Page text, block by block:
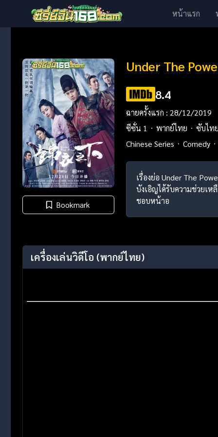
หน้าแรก
Bookmark
Under The
8.4
ฉายครั้งแรก : 28/12/2019
ซีซั่น 1
พากย์ไทย
ซับไท
Chinese Series
Comedy
เรื่องย่อ Under The
บังเอิญได้รับความช่วยเ
ชอบหน้าอ
เครื่องเล่นวิดีโอ (พากย์ไทย)